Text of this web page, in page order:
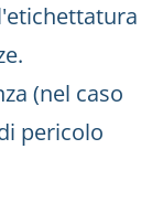
(nel caso
pericolo